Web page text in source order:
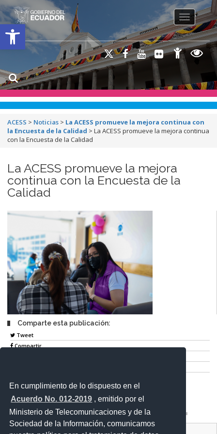
En cumplimiento de lo dispuesto en el
Acuerdo No. 012-2019 , emitido por el
Ministerio de Telecomunicaciones y de la
Sociedad de la Información, comunicamos
Open toolbar
Toggle
ACESS > Noticias > La ACESS promueve la mejora continua con
la Encuesta de la Calidad > La ACESS promueve la mejora continua
con la Encuesta de la Calidad
La ACESS promueve la mejora
continua con la Encuesta de la
Calidad
Comparte esta publicación:
Tweet
Compartir
Entérate
Contacto Ciudadano Digital